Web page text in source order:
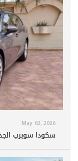
May 02, 2026
سكودا سوبرب